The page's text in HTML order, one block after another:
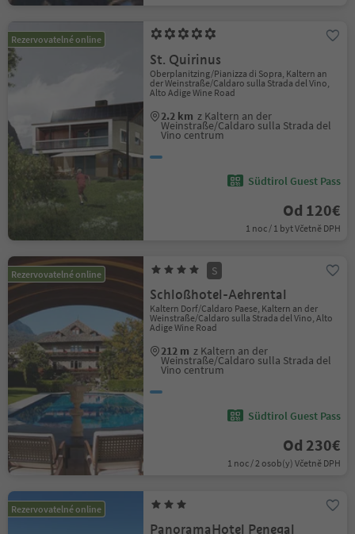
Rezervovatelné online
St. Quirinus
Oberplanitzing/Pianizza di Sopra, Kaltern an
der Weinstraße/Caldaro sulla Strada del Vino,
Alto Adige Wine Road
2.2 km z Kaltern an der
Weinstraße/Caldaro sulla Strada del
Vino centrum
Südtirol Guest Pass
Od 120€
1 noc / 1 byt Včetně DPH
Rezervovatelné online S
Schloßhotel-Aehrental
Kaltern Dorf/Caldaro Paese, Kaltern an der
Weinstraße/Caldaro sulla Strada del Vino, Alto
Adige Wine Road
212 m z Kaltern an der
Weinstraße/Caldaro sulla Strada del
Vino centrum
Südtirol Guest Pass
Od 230€
1 noc / 2 osob(y) Včetně DPH
Rezervovatelné online
PanoramaHotel Penegal